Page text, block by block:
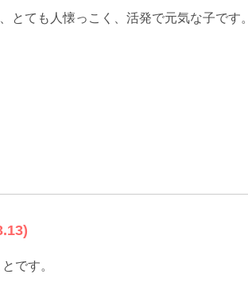
とても人懐っこく、活発で元気な子です。
です。